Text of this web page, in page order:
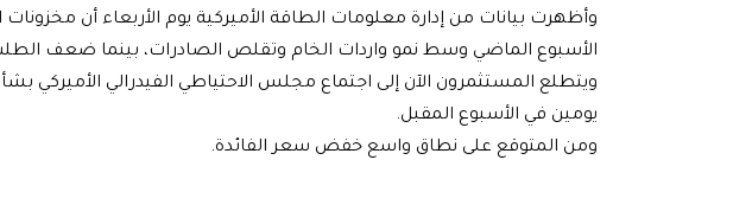
وأظهرت بيانات من إدارة معلومات الطاقة الأميركية يوم الأربعاء أن مخزونات
الأسبوع الماضي وسط نمو واردات الخام وتقلص الصادرات، بينما ضعف
ويتطلع المستثمرون الآن إلى اجتماع مجلس الاحتياطي الفيدرالي الأميركي
يومين في الأسبوع المقبل.
ومن المتوقع على نطاق واسع خفض سعر الفائدة.